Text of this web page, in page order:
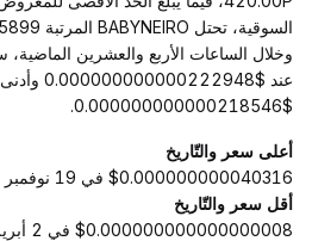
عند
$0.000000000000218546.
أعلى سعر والتّاريخ
$0.000000000040316 في 19 نوفمبر 2024
أقل سعر والتّاريخ
$0.000000000000000008 في 2 أبريل 2026